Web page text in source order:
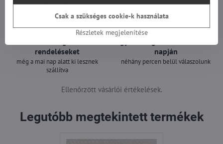
garantálunk
rendeléseket
még a mai nap alatt ki lesznek
szállítva
napján
néhány percen belül válaszolunk
Ellenőrzött vásárlói értékelések.
Legutóbb megtekintett termékek
Részletek megjelenítése
Csak a szükséges cookie-k használata